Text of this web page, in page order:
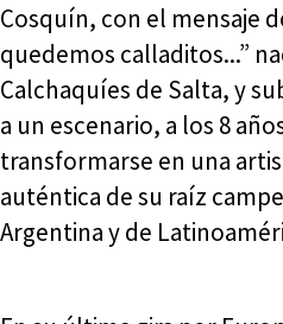
Cosquín, con el mensaje
quedemos calladitos...”
Calchaquíes de Salta, y
a un escenario, a los 8
transformarse en una
auténtica de su raíz
Argentina y de